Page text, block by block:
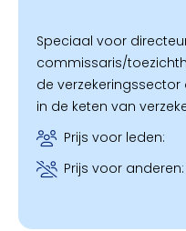
Speciaal voor
commissaris/
de
in de keten van
Prijs voor leden:
Prijs voor anderen: